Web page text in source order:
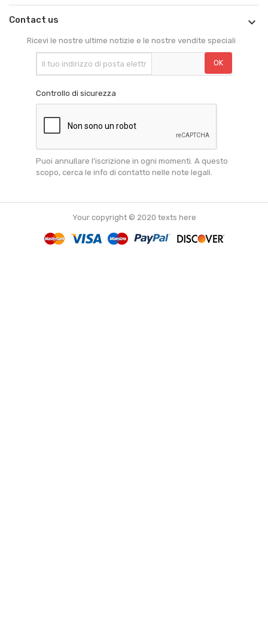
Contact us 
Ricevi le nostre ultime notizie e le nostre vendite speciali
Controllo di sicurezza
Puoi annullare l'iscrizione in ogni momenti. A questo
scopo, cerca le info di contatto nelle note legali.
Your copyright © 2020 texts here